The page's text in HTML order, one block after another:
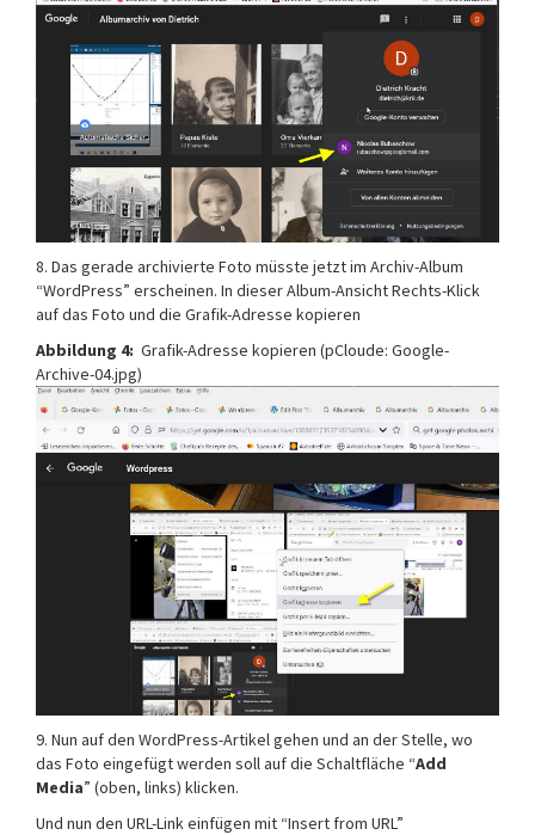
8. Das gerade archivierte Foto müsste jetzt im Archiv-Album
“WordPress” erscheinen. In dieser Album-Ansicht Rechts-Klick
auf das Foto und die Grafik-Adresse kopieren
Abbildung 4: Grafik-Adresse kopieren (pCloude: Google-
Archive-04.jpg)
9. Nun auf den WordPress-Artikel gehen und an der Stelle, wo
das Foto eingefügt werden soll auf die Schaltfläche “Add
Media” (oben, links) klicken.
Und nun den URL-Link einfügen mit “Insert from URL”